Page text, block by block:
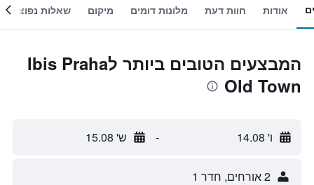
אודות חוות דעת מלונות דומים מיקום שאלות נפוצות
המבצעים הטובים ביותר לIbis Praha
Old Town
ו' 14.08 - ש' 15.08
2 אורחים, חדר 1